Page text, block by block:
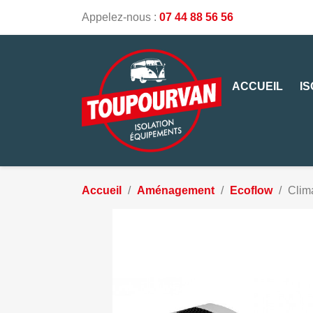
Appelez-nous : 07 44 88 56 56
ACCUEIL
Accueil Aménagement Ecoflow